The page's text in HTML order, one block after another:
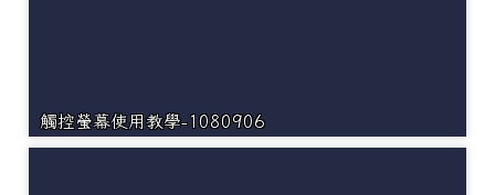
觸控螢幕使用教學-1080906